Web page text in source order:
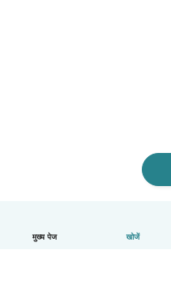
मुख्य पेज खोजें